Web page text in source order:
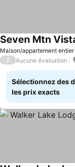
Maison/appartement entier
Consulter les prix
/ Aucune évaluation
Sélectionnez des
les prix exacts